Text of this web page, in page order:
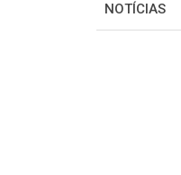
NOTÍCIAS